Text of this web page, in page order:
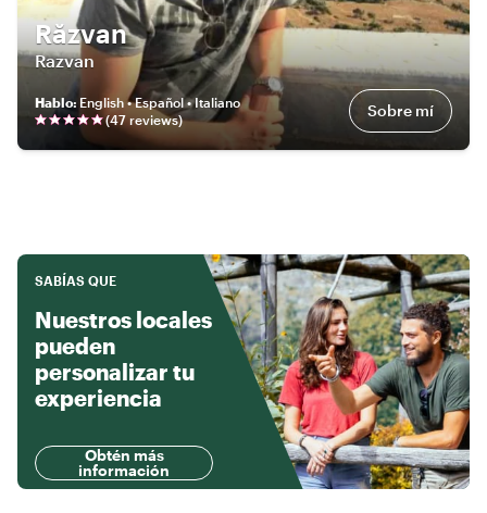
Răzvan
Razvan
Hablo: English • Español • Italiano
(47reviews) Sobre mí
SABÍAS QUE
Nuestros locales
pueden
personalizar tu
experiencia
Obtén más
información